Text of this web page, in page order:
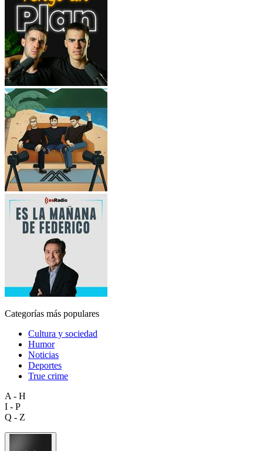
Categorías más populares
Cultura y sociedad
Humor
Noticias
Deportes
True crime
A - H
I - P
Q - Z